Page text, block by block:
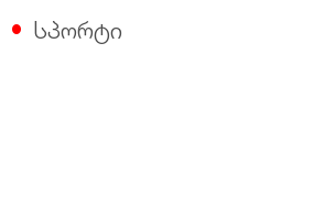
სპორტი